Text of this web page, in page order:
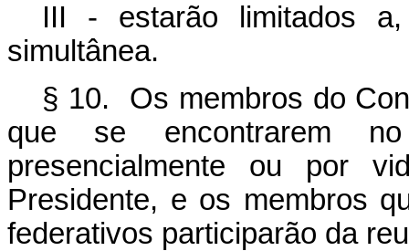
III - estarão limitados
simultânea.
§ 10. Os membros do
que se encontrarem
presencialmente ou por
Presidente, e os membros
federativos participarão da